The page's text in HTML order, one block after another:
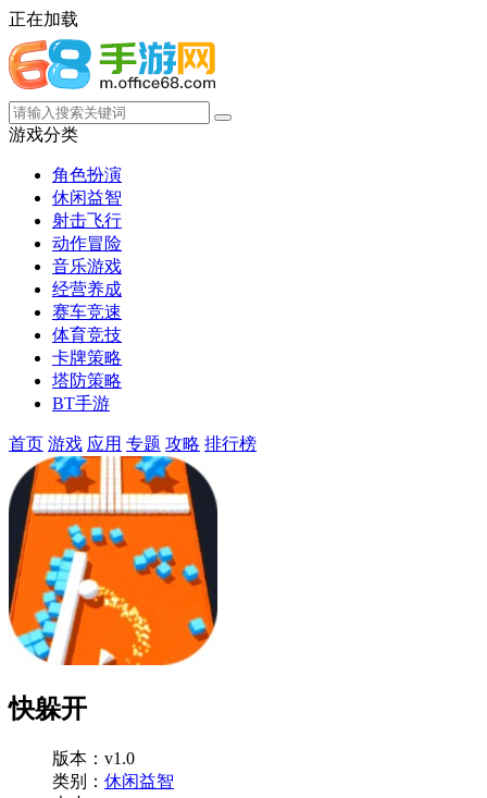
正在加载
游戏分类
角色扮演
休闲益智
射击飞行
动作冒险
音乐游戏
经营养成
赛车竞速
体育竞技
卡牌策略
塔防策略
BT手游
首页 游戏 应用 专题 攻略 排行榜
快躲开
版本：v1.0
类别： 休闲益智